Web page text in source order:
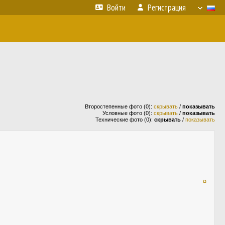
Войти Регистрация
Второстепенные фото (0): скрывать / показывать
Условные фото (0): скрывать / показывать
Технические фото (0): скрывать / показывать
¤